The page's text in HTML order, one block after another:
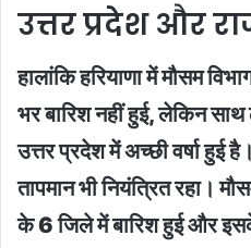
उत्तर प्रदेश और
हालांकि हरियाणा में मौसम
भर बारिश नहीं हुई, लेकिन
उत्तर प्रदेश में अच्छी वर्षा हुई
तापमान भी नियंत्रित रहा।
के 6 जिले में बारिश हुई और इसके